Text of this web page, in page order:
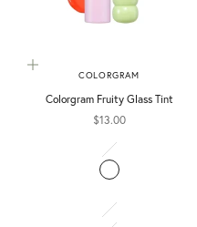
選擇選項
COLORGRAM
Colorgram Fruity Glass Tint
促銷價
$13.00
Color
00 Pearl Gloss
01 Flashing Apricot